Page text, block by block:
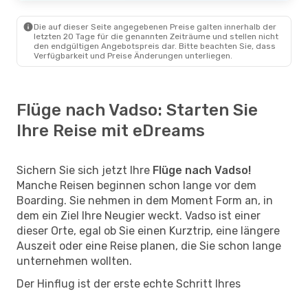
Die auf dieser Seite angegebenen Preise galten innerhalb der
letzten 20 Tage für die genannten Zeiträume und stellen nicht
den endgültigen Angebotspreis dar. Bitte beachten Sie, dass
Verfügbarkeit und Preise Änderungen unterliegen.
Flüge nach Vadso: Starten Sie
Ihre Reise mit eDreams
Sichern Sie sich jetzt Ihre Flüge nach Vadso!
Manche Reisen beginnen schon lange vor dem
Boarding. Sie nehmen in dem Moment Form an, in
dem ein Ziel Ihre Neugier weckt. Vadso ist einer
dieser Orte, egal ob Sie einen Kurztrip, eine längere
Auszeit oder eine Reise planen, die Sie schon lange
unternehmen wollten.
Der Hinflug ist der erste echte Schritt Ihres